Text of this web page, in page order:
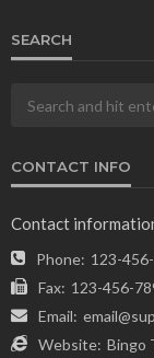
SEARCH
CONTACT INFO
Contact
Phone: 123-
Fax: 123-456-
Email:
Website: Bingo